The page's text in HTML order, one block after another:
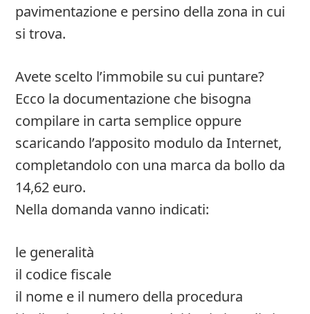
pavimentazione e persino della zona in cui
si trova.
Avete scelto l’immobile su cui puntare?
Ecco la documentazione che bisogna
compilare in carta semplice oppure
scaricando l’apposito modulo da Internet,
completandolo con una marca da bollo da
14,62 euro.
Nella domanda vanno indicati:
le generalità
il codice fiscale
il nome e il numero della procedura